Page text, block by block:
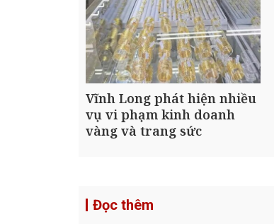
Vĩnh Long phát hiện nhiều
vụ vi phạm kinh doanh
vàng và trang sức
Đọc thêm